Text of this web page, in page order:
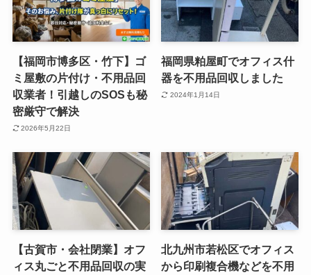
【福岡市博多区・竹下】ゴ
ミ屋敷の片付け・不用品回
収業者！引越しのSOSも秘
密厳守で解決
2026年5月22日
福岡県粕屋町でオフィス什
器を不用品回収しました
2024年1月14日
【古賀市・会社閉業】オフ
ィス丸ごと不用品回収の実
北九州市若松区でオフィス
から印刷複合機などを不用